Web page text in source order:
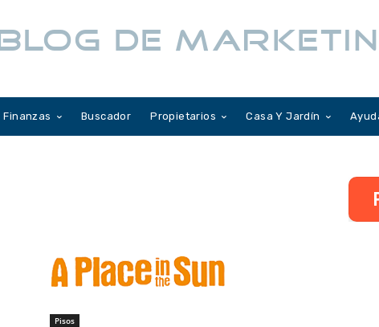
BLOG DE
Finanzas Buscador Propietarios Casa Y Jardín
Pisos